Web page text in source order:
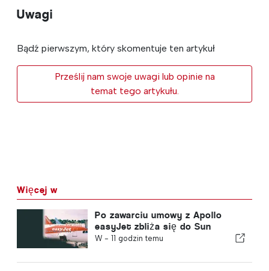
Uwagi
Bądź pierwszym, który skomentuje ten artykuł
Prześlij nam swoje uwagi lub opinie na
temat tego artykułu.
Więcej w
Po zawarciu umowy z Apollo
easyJet zbliża się do Sun
W - 11 godzin temu